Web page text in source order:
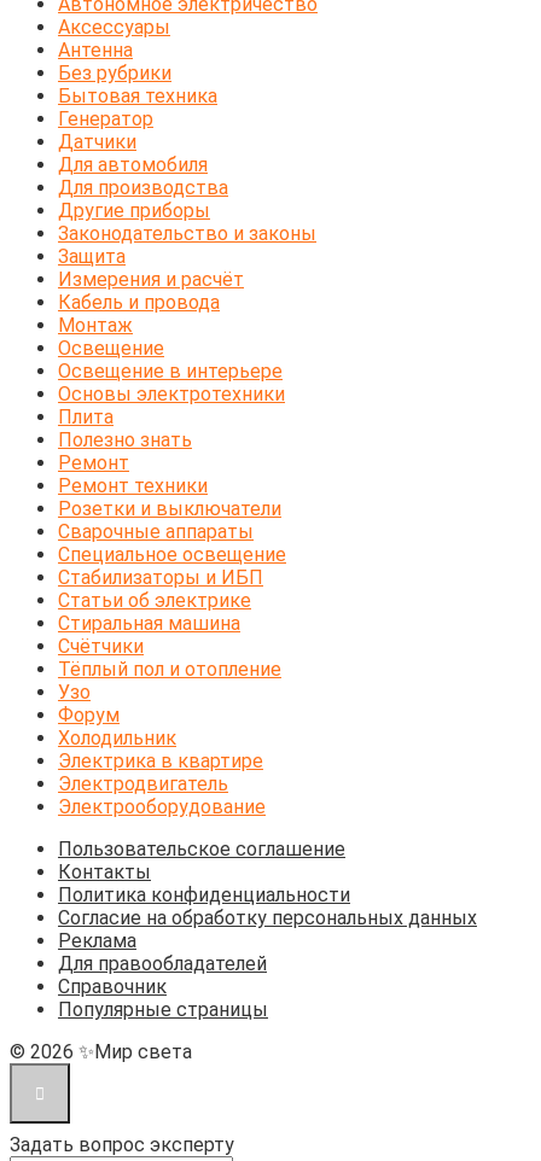
Аксессуары
Антенна
Без рубрики
Бытовая техника
Генератор
Датчики
Для автомобиля
Для производства
Другие приборы
Законодательство и законы
Защита
Измерения и расчёт
Кабель и провода
Монтаж
Освещение
Освещение в интерьере
Основы электротехники
Плита
Полезно знать
Ремонт
Ремонт техники
Розетки и выключатели
Сварочные аппараты
Специальное освещение
Стабилизаторы и ИБП
Статьи об электрике
Стиральная машина
Счётчики
Тёплый пол и отопление
Узо
Форум
Холодильник
Электрика в квартире
Электродвигатель
Электрооборудование
Пользовательское соглашение
Контакты
Политика конфиденциальности
Согласие на обработку персональных данных
Реклама
Для правообладателей
Справочник
Популярные страницы
© 2026 ✨Мир света
Задать вопрос эксперту